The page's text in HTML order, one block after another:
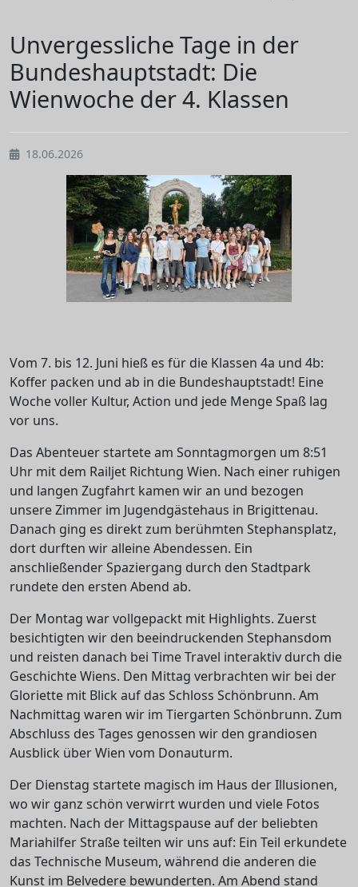
Unvergessliche Tage in der
Bundeshauptstadt: Die
Wienwoche der 4. Klassen
18.06.2026
Vom 7. bis 12. Juni hieß es für die Klassen 4a und 4b:
Koffer packen und ab in die Bundeshauptstadt! Eine
Woche voller Kultur, Action und jede Menge Spaß lag
vor uns.
Das Abenteuer startete am Sonntagmorgen um 8:51
Uhr mit dem Railjet Richtung Wien. Nach einer ruhigen
und langen Zugfahrt kamen wir an und bezogen
unsere Zimmer im Jugendgästehaus in Brigittenau.
Danach ging es direkt zum berühmten Stephansplatz,
dort durften wir alleine Abendessen. Ein
anschließender Spaziergang durch den Stadtpark
rundete den ersten Abend ab.
Der Montag war vollgepackt mit Highlights. Zuerst
besichtigten wir den beeindruckenden Stephansdom
und reisten danach bei Time Travel interaktiv durch die
Geschichte Wiens. Den Mittag verbrachten wir bei der
Gloriette mit Blick auf das Schloss Schönbrunn. Am
Nachmittag waren wir im Tiergarten Schönbrunn. Zum
Abschluss des Tages genossen wir den grandiosen
Ausblick über Wien vom Donauturm.
Der Dienstag startete magisch im Haus der Illusionen,
wo wir ganz schön verwirrt wurden und viele Fotos
machten. Nach der Mittagspause auf der beliebten
Mariahilfer Straße teilten wir uns auf: Ein Teil erkundete
das Technische Museum, während die anderen die
Kunst im Belvedere bewunderten. Am Abend stand